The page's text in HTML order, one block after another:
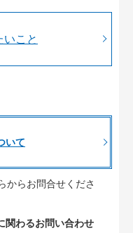
いこと
いて
からお問合せくださ
関わるお問い合わせ